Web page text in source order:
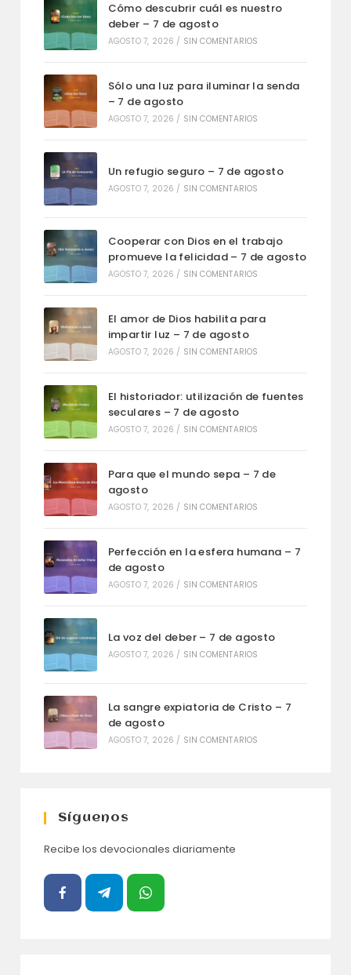
Cómo descubrir cuál es nuestro
deber – 7 de agosto
AGOSTO 7, 2026 / SIN COMENTARIOS
Sólo una luz para iluminar la senda
– 7 de agosto
AGOSTO 7, 2026 / SIN COMENTARIOS
Un refugio seguro – 7 de agosto
AGOSTO 7, 2026 / SIN COMENTARIOS
Cooperar con Dios en el trabajo
promueve la felicidad – 7 de agosto
AGOSTO 7, 2026 / SIN COMENTARIOS
El amor de Dios habilita para
impartir luz – 7 de agosto
AGOSTO 7, 2026 / SIN COMENTARIOS
El historiador: utilización de fuentes
seculares – 7 de agosto
AGOSTO 7, 2026 / SIN COMENTARIOS
Para que el mundo sepa – 7 de
agosto
AGOSTO 7, 2026 / SIN COMENTARIOS
Perfección en la esfera humana – 7
de agosto
AGOSTO 7, 2026 / SIN COMENTARIOS
La voz del deber – 7 de agosto
AGOSTO 7, 2026 / SIN COMENTARIOS
La sangre expiatoria de Cristo – 7
de agosto
AGOSTO 7, 2026 / SIN COMENTARIOS
Síguenos
Recibe los devocionales diariamente